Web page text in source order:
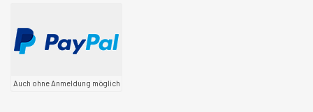
Auch ohne Anmeldung möglich